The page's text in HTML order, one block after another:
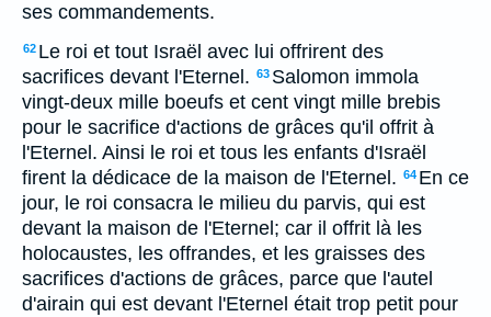
ses commandements.
62 Le roi et tout Israël avec lui offrirent des
sacrifices devant l'Eternel. 63 Salomon immola
vingt-deux mille boeufs et cent vingt mille brebis
pour le sacrifice d'actions de grâces qu'il offrit à
l'Eternel. Ainsi le roi et tous les enfants d'Israël
firent la dédicace de la maison de l'Eternel. 64 En ce
jour, le roi consacra le milieu du parvis, qui est
devant la maison de l'Eternel; car il offrit là les
holocaustes, les offrandes, et les graisses des
sacrifices d'actions de grâces, parce que l'autel
d'airain qui est devant l'Eternel était trop petit pour